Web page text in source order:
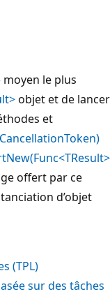
moyen le plus
objet et de lancer
et
offert par ce
d’objet
(TPL)
sur des tâches